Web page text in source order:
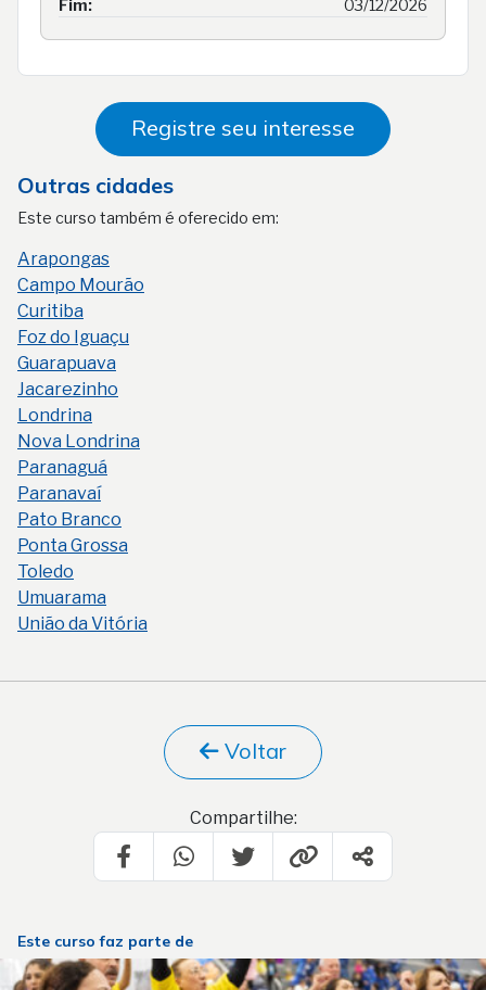
Fim: 03/12/2026
Registre seu interesse
Outras cidades
Este curso também é oferecido em:
Arapongas
Campo Mourão
Curitiba
Foz do Iguaçu
Guarapuava
Jacarezinho
Londrina
Nova Londrina
Paranaguá
Paranavaí
Pato Branco
Ponta Grossa
Toledo
Umuarama
União da Vitória
Voltar
Compartilhe:
Este curso faz parte de